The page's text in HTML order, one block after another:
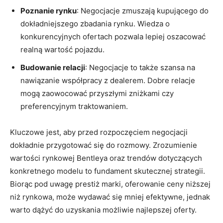
Poznanie rynku:‍ Negocjacje zmuszają ​kupującego‌ do
dokładniejszego zbadania rynku. Wiedza o
konkurencyjnych ofertach pozwala lepiej oszacować​
realną wartość pojazdu.
Budowanie relacji: Negocjacje to także szansa na
nawiązanie współpracy z dealerem.⁤ Dobre relacje
mogą zaowocować przyszłymi zniżkami czy
preferencyjnym ​traktowaniem.
Kluczowe jest, aby przed rozpoczęciem negocjacji
dokładnie przygotować się‌ do rozmowy. Zrozumienie
wartości rynkowej Bentleya oraz trendów dotyczących
konkretnego modelu to fundament skutecznej strategii.
Biorąc pod uwagę prestiż marki, oferowanie ceny niższej
niż rynkowa, może wydawać‍ się mniej efektywne,⁢ jednak
warto dążyć do uzyskania możliwie ‌najlepszej oferty.